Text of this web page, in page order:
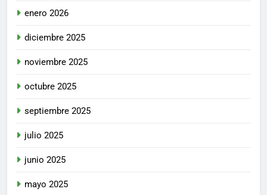
enero 2026
diciembre 2025
noviembre 2025
octubre 2025
septiembre 2025
julio 2025
junio 2025
mayo 2025